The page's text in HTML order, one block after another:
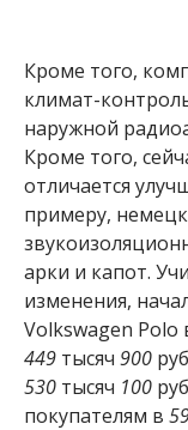
Кроме того,
климат-
наружной
Кроме того,
отличается
примеру,
арки и капот.
изменения,
Volkswagen Polo
449 тысяч 900
530 тысяч 100
покупателям в